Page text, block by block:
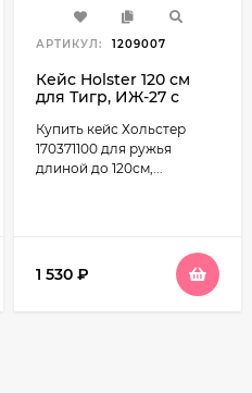
АРТИКУЛ: 1209007
Кейс Holster 120 см
для Тигр, ИЖ-27 с
Купить кейс Хольстер
170371100 для ружья
длиной до 120см,...
1 530 ₽